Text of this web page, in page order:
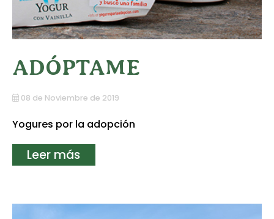
ADÓPTAME
08 de Noviembre de 2019
Yogures por la adopción
Leer más